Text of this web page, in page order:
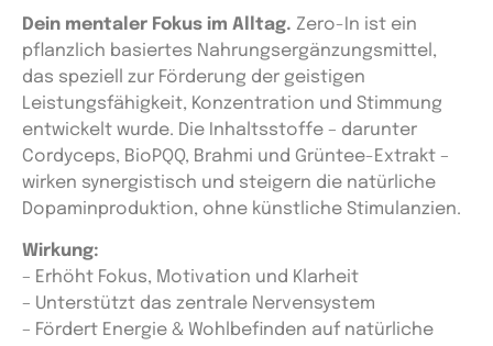
Dein mentaler Fokus im Alltag. Zero-In ist ein
pflanzlich basiertes Nahrungsergänzungsmittel,
das speziell zur Förderung der geistigen
Leistungsfähigkeit, Konzentration und Stimmung
entwickelt wurde. Die Inhaltsstoffe – darunter
Cordyceps, BioPQQ, Brahmi und Grüntee-Extrakt –
wirken synergistisch und steigern die natürliche
Dopaminproduktion, ohne künstliche Stimulanzien.
Wirkung:
– Erhöht Fokus, Motivation und Klarheit
– Unterstützt das zentrale Nervensystem
– Fördert Energie & Wohlbefinden auf natürliche